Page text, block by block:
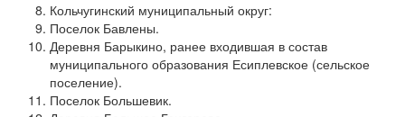
Кольчугинский муниципальный округ:
Поселок Бавлены.
Деревня Барыкино, ранее входившая в состав
муниципального образования Есиплевское (сельское
поселение).
Поселок Большевик.